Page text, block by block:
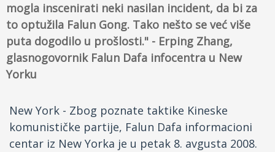
Najnovije vesti
Slike
Kontakt
Fejsbuk
mogla inscenirati neki nasilan incident, da bi za
to optužila Falun Gong. Tako nešto se već više
puta dogodilo u prošlosti." - Erping Zhang,
glasnogovornik Falun Dafa infocentra u New
Yorku
New York - Zbog poznate taktike Kineske
komunističke partije, Falun Dafa informacioni
centar iz New Yorka je u petak 8. avgusta 2008.